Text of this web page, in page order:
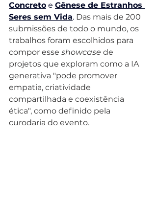
Concreto e Gênese de Estranhos
Seres sem Vida. Das mais de 200
submissões de todo o mundo, os
trabalhos foram escolhidos para
compor esse showcase de
projetos que exploram como a IA
generativa "pode promover
empatia, criatividade
compartilhada e coexistência
ética", como definido pela
curodaria do evento.